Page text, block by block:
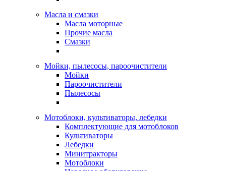
Масла и смазки
Масла моторные
Прочие масла
Смазки
Мойки, пылесосы, пароочистители
Мойки
Пароочистители
Пылесосы
Мотоблоки, культиваторы, лебедки
Комплектующие для мотоблоков
Культиваторы
Лебедки
Минитракторы
Мотоблоки